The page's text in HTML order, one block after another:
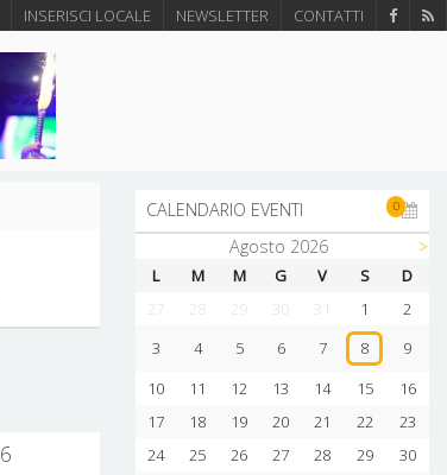
INSERISCI LOCALE NEWSLETTER CONTATTI
CALENDARIO EVENTI 0
Agosto 2026 >
L M M G V S
D
27
28 29 30 31 1
2
3
4 5 6 7 8
9
10
11 12 13 14 15
16
17
18 19 20 21 22
23
24
25 26 27 28 29
30